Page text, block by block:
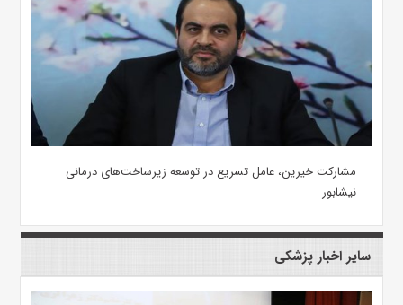
مشارکت خیرین، عامل تسریع در توسعه زیرساخت‌های درمانی
نیشابور
سایر اخبار پزشکی